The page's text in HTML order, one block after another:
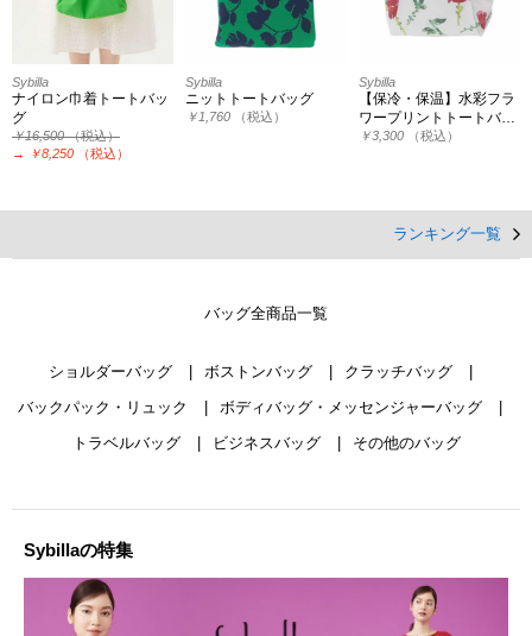
Sybilla
ナイロン巾着トートバッ
グ
￥16,500（税込）
→
￥8,250 （税込）
Sybilla
ニットトートバッグ
￥1,760 （税込）
Sybilla
【保冷・保温】水彩フラ
ワープリントトートバ…
￥3,300 （税込）
ランキング一覧
バッグ全商品一覧
ショルダーバッグ ボストンバッグ
クラッチバッグ
バックパック・リュック
ボディバッグ・メッセンジャーバッグ
トラベルバッグ
ビジネスバッグ その他のバッグ
Sybillaの特集